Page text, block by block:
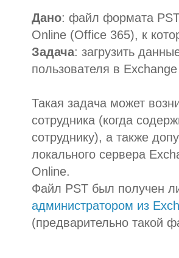
Дано: файл формата
Online (Office 365), к
Задача: загрузить
пользователя в
Такая задача может
сотрудника (когда
сотруднику), а также
локального сервера
Online.
Файл PST был получен
администратором из
(предварительно такой